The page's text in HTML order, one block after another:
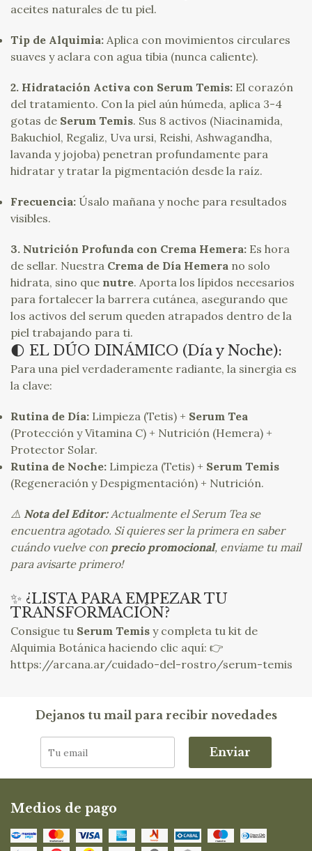
aceites naturales de tu piel.
Tip de Alquimia: Aplica con movimientos circulares
suaves y aclara con agua tibia (nunca caliente).
2. Hidratación Activa con Serum Temis: El corazón
del tratamiento. Con la piel aún húmeda, aplica 3-4
gotas de Serum Temis. Sus 8 activos (Niacinamida,
Bakuchiol, Regaliz, Uva ursi, Reishi, Ashwagandha,
lavanda y jojoba) penetran profundamente para
hidratar y tratar la pigmentación desde la raíz.
Frecuencia: Úsalo mañana y noche para resultados
visibles.
3. Nutrición Profunda con Crema Hemera: Es hora
de sellar. Nuestra Crema de Día Hemera no solo
hidrata, sino que nutre. Aporta los lípidos necesarios
para fortalecer la barrera cutánea, asegurando que
los activos del serum queden atrapados dentro de la
piel trabajando para ti.
🌓 EL DÚO DINÁMICO (Día y Noche):
Para una piel verdaderamente radiante, la sinergia es
la clave:
Rutina de Día: Limpieza (Tetis) + Serum Tea
(Protección y Vitamina C) + Nutrición (Hemera) +
Protector Solar.
Rutina de Noche: Limpieza (Tetis) + Serum Temis
(Regeneración y Despigmentación) + Nutrición.
⚠️ Nota del Editor:Actualmente el Serum Tea se
encuentra agotado. Si quieres ser la primera en saber
cuándo vuelve con precio promocional, enviame tu mail
para avisarte primero!
✨ ¿LISTA PARA EMPEZAR TU
TRANSFORMACIÓN?
Consigue tu Serum Temis y completa tu kit de
Alquimia Botánica haciendo clic aquí: 👉
https://arcana.ar/cuidado-del-rostro/serum-temis
Dejanos tu mail para recibir novedades
Enviar
Medios de pago